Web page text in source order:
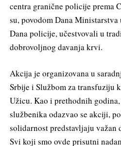
centra granične policije prema
su, povodom Dana
Dana policije, učestvovali u
dobrovoljnog davanja krvi.
Akcija je organizovana u
Srbije i Službom za transfuziju
Užicu. Kao i prethodnih
službenika odazvao se akciji,
solidarnost predstavljaju
Svi koji smo ovde prisutni